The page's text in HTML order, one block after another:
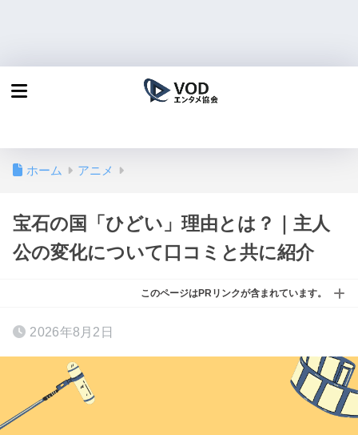
ホーム アニメ
宝石の国「ひどい」理由とは？｜主人
公の変化について口コミと共に紹介
このページはPRリンクが含まれています。
2026年8月2日